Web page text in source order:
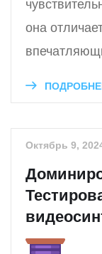
она
Октябрь 9,